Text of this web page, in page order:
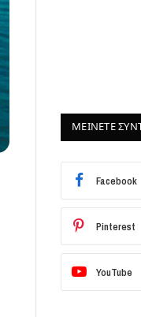
ΜΕΙΝΕΤΕ
Facebook
Pinterest
YouTube